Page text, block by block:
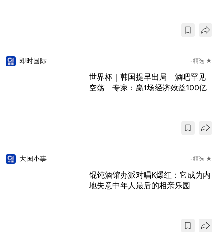
即时国际 精选 ★
世界杯｜韩国提早出局 酒吧罕见
空荡 专家：赢1场经济效益100亿
大国小事 精选 ★
馄饨酒馆办派对唱K爆红：它成为内
地失意中年人最后的相亲乐园